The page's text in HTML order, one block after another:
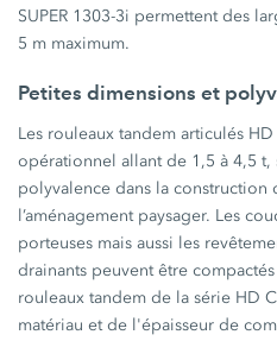
SUPER 1303-3i permettent des
5 m maximum.
Petites dimensions et
Les rouleaux tandem articulés
opérationnel allant de 1,5 à 4,5
polyvalence dans la construction
l’aménagement paysager. Les
porteuses mais aussi les
drainants peuvent être
rouleaux tandem de la série HD
matériau et de l'épaisseur de